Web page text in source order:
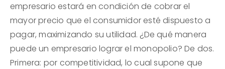
empresario estará en condición de cobrar el
mayor precio que el consumidor esté dispuesto a
pagar, maximizando su utilidad. ¿De qué manera
puede un empresario lograr el monopolio? De dos.
Primera: por competitividad, lo cual supone que